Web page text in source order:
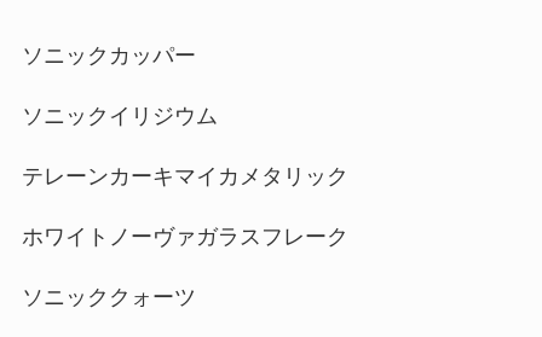
ソニックカッパー
ソニックイリジウム
テレーンカーキマイカメタリック
ホワイトノーヴァガラスフレーク
ソニッククォーツ